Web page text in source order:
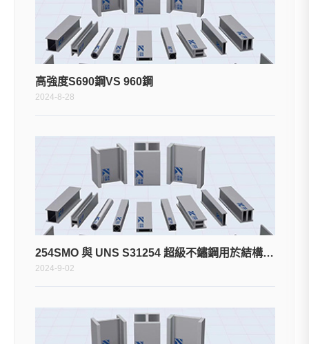
高強度S690鋼VS 960鋼
2024-8-28
254SMO 與 UNS S31254 超級不鏽鋼用於結構樑柱
2024-9-02